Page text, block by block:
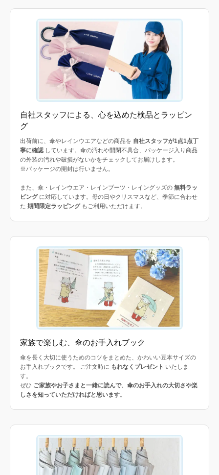
自社スタッフによる、心を込めた検品とラッピン
グ
出荷前に、傘やレインウエアなどの商品を 自社スタッフが1点1点丁
寧に確認しています。傘の汚れや開閉不具合、パッケージ入り商品
の外装の汚れや破損がないかをチェックしてお届けします。
※パッケージの開封は行いません。
また、傘・レインウエア・レインブーツ・レイングッズの 無料ラッ
ピングに対応しています。母の日やクリスマスなど、季節に合わせ
た 期間限定ラッピングもご利用いただけます。
家族で楽しむ、傘のお手入れブック
傘を長く大切に使うためのコツをまとめた、かわいい豆本サイズの
お手入れブックです。 ご注文時に もれなくプレゼント いたしま
す。
ぜひ ご家族やお子さまと一緒に読んで、傘のお手入れの大切さや楽
しさを知っていただければと思います。